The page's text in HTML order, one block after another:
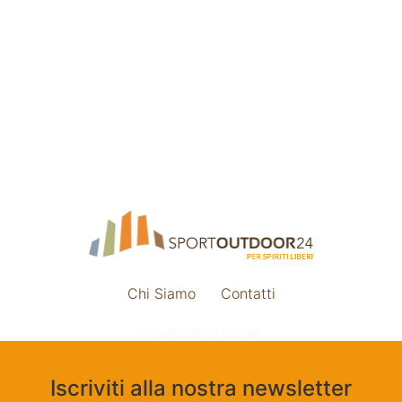
Chi Siamo Contatti
Iscriviti alla nostra newsletter